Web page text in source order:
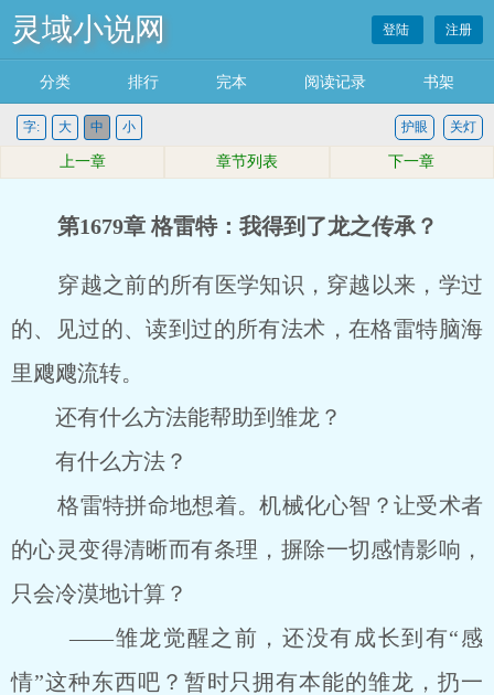
灵域小说网 登陆 注册
分类 排行 完本 阅读记录 书架
字: 大 中 小 关灯
护眼
上一章 章节列表 下一章
第1679章 格雷特：我得到了龙之传承？
穿越之前的所有医学知识，穿越以来，学过
的、见过的、读到过的所有法术，在格雷特脑海
里飕飕流转。
还有什么方法能帮助到雏龙？
有什么方法？
格雷特拼命地想着。机械化心智？让受术者
的心灵变得清晰而有条理，摒除一切感情影响，
只会冷漠地计算？
――雏龙觉醒之前，还没有成长到有“感
情”这种东西吧？暂时只拥有本能的雏龙，扔一